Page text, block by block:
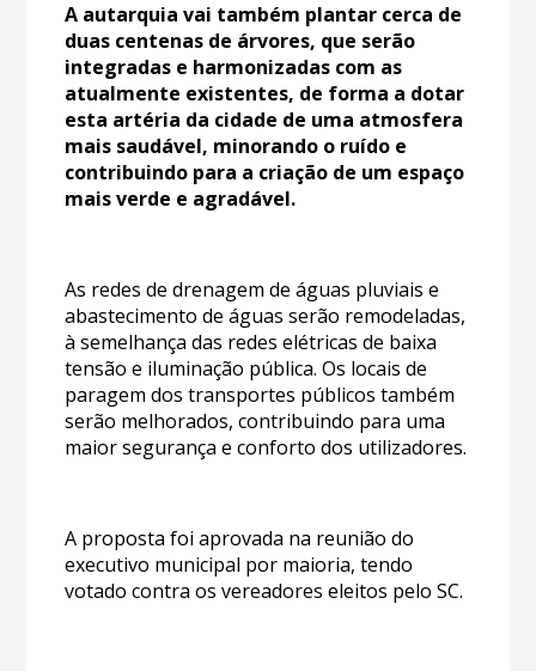
A autarquia vai também plantar cerca de
duas centenas de árvores, que serão
integradas e harmonizadas com as
atualmente existentes, de forma a dotar
esta artéria da cidade de uma atmosfera
mais saudável, minorando o ruído e
contribuindo para a criação de um espaço
mais verde e agradável.
As redes de drenagem de águas pluviais e
abastecimento de águas serão remodeladas,
à semelhança das redes elétricas de baixa
tensão e iluminação pública. Os locais de
paragem dos transportes públicos também
serão melhorados, contribuindo para uma
maior segurança e conforto dos utilizadores.
A proposta foi aprovada na reunião do
executivo municipal por maioria, tendo
votado contra os vereadores eleitos pelo SC.